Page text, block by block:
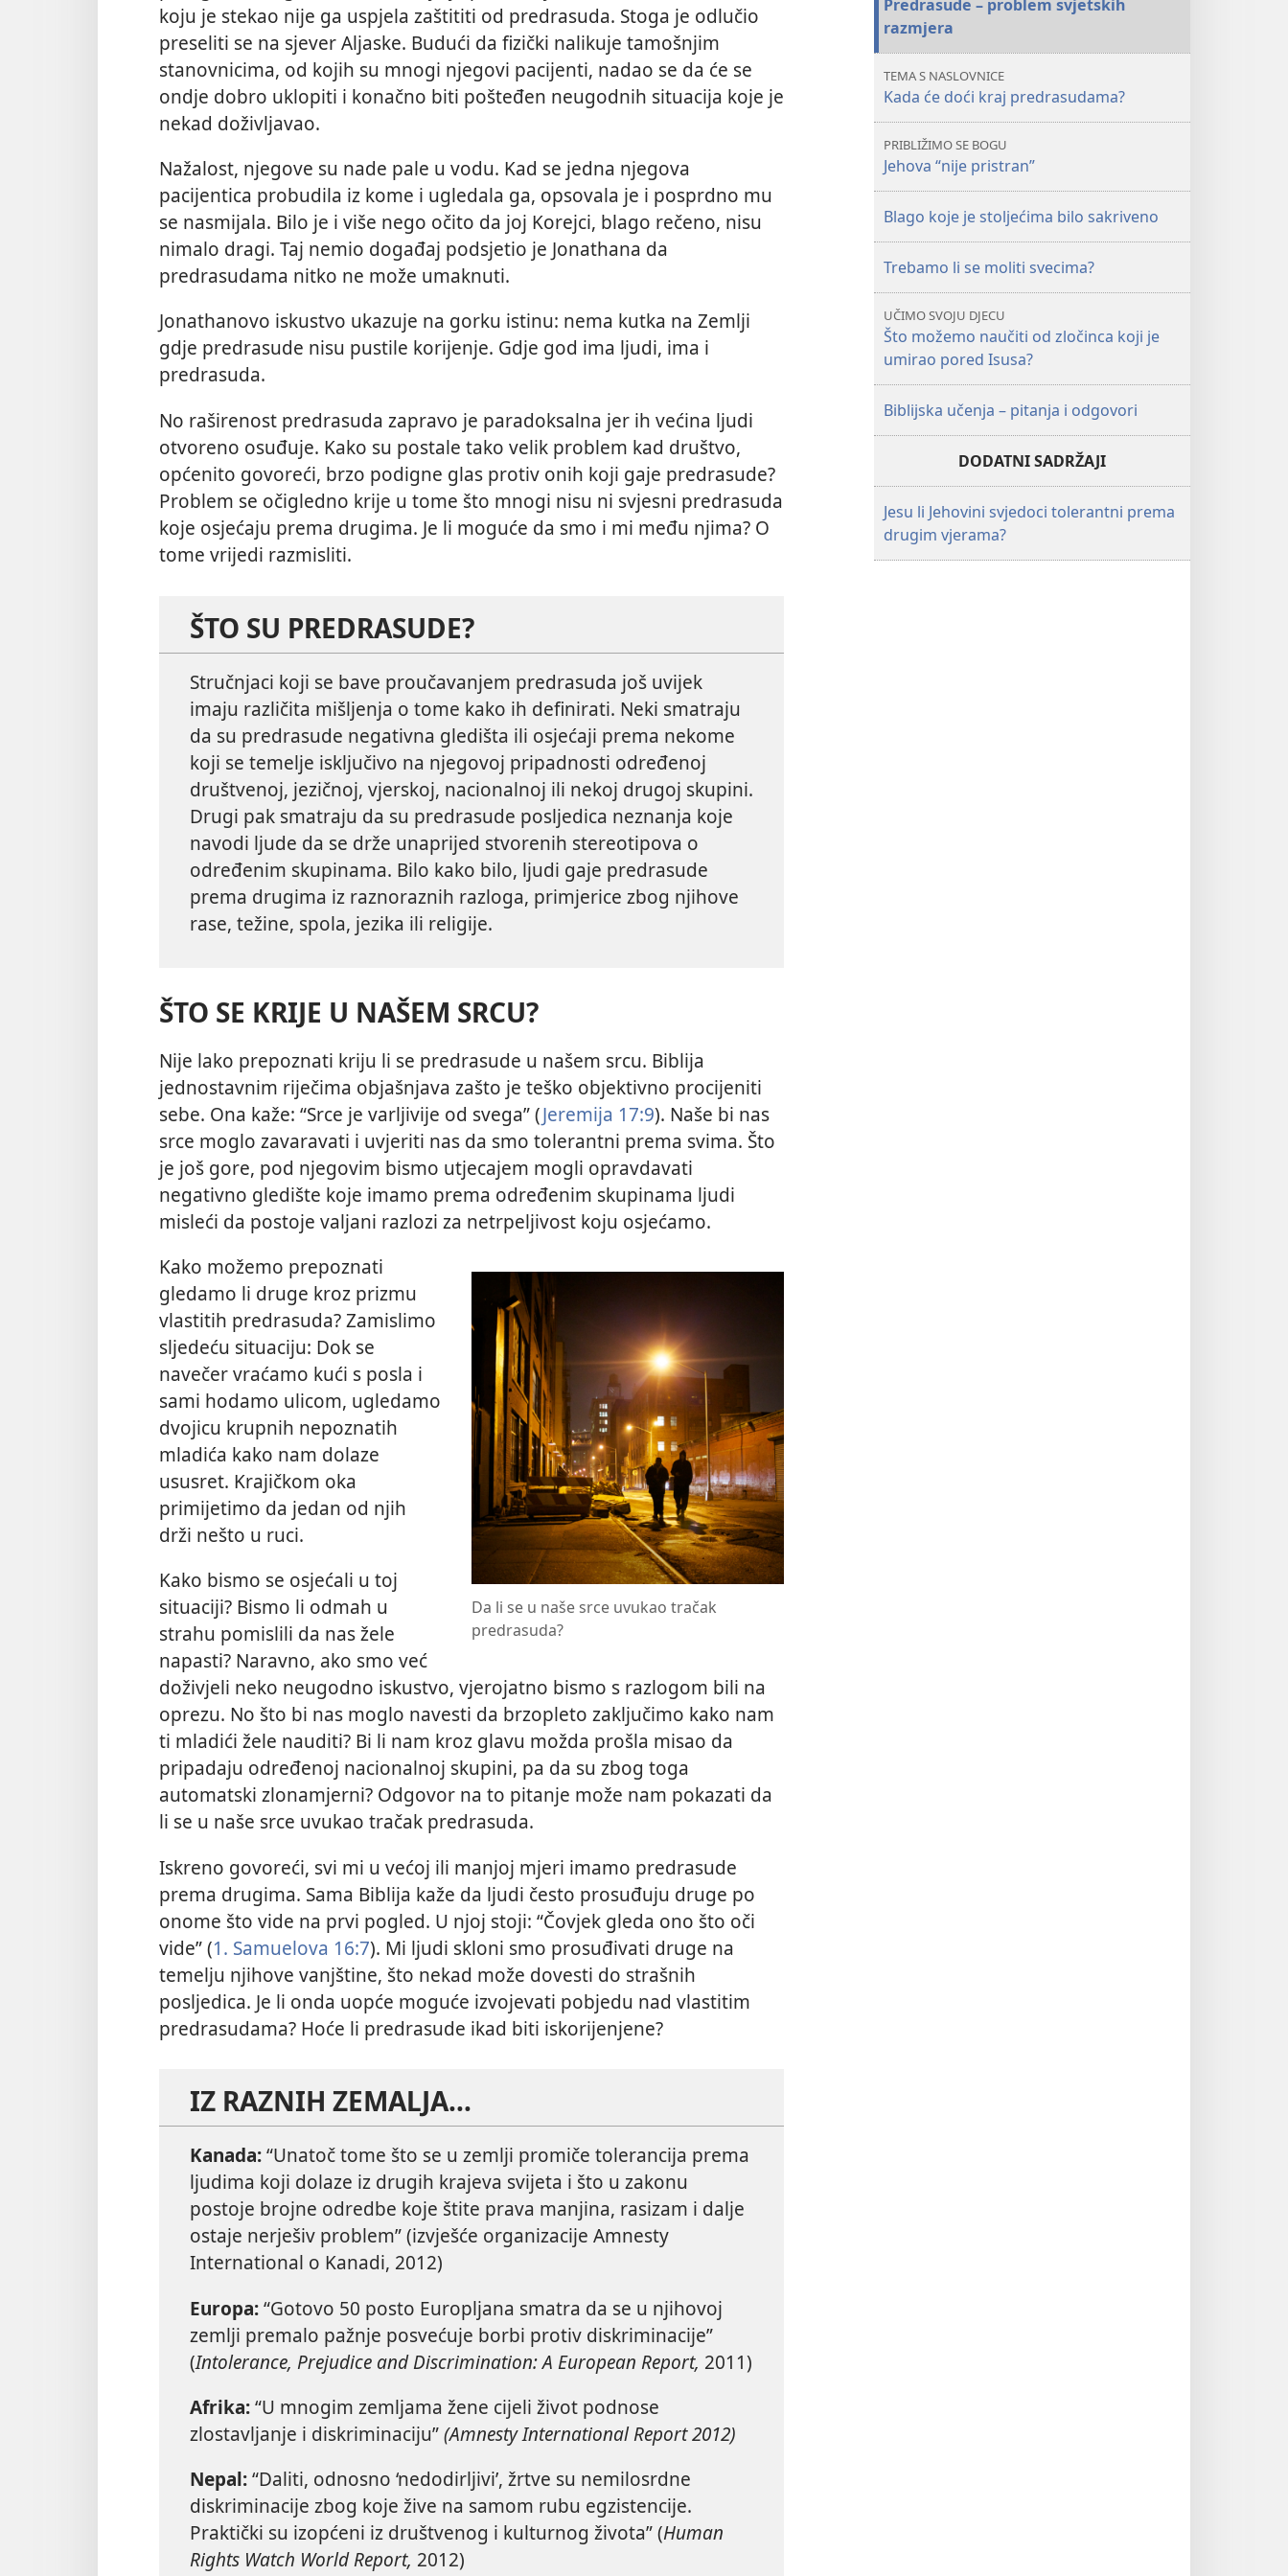
koju je stekao nije ga uspjela zaštititi od predrasuda. Stoga je odlučio
preseliti se na sjever Aljaske. Budući da fizički nalikuje tamošnjim
stanovnicima, od kojih su mnogi njegovi pacijenti, nadao se da će se
ondje dobro uklopiti i konačno biti pošteđen neugodnih situacija koje je
nekad doživljavao.
Nažalost, njegove su nade pale u vodu. Kad se jedna njegova
pacijentica probudila iz kome i ugledala ga, opsovala je i posprdno mu
se nasmijala. Bilo je i više nego očito da joj Korejci, blago rečeno, nisu
nimalo dragi. Taj nemio događaj podsjetio je Jonathana da
predrasudama nitko ne može umaknuti.
Jonathanovo iskustvo ukazuje na gorku istinu: nema kutka na Zemlji
gdje predrasude nisu pustile korijenje. Gdje god ima ljudi, ima i
predrasuda.
No raširenost predrasuda zapravo je paradoksalna jer ih većina ljudi
otvoreno osuđuje. Kako su postale tako velik problem kad društvo,
općenito govoreći, brzo podigne glas protiv onih koji gaje predrasude?
Problem se očigledno krije u tome što mnogi nisu ni svjesni predrasuda
koje osjećaju prema drugima. Je li moguće da smo i mi među njima? O
tome vrijedi razmisliti.
ŠTO SU PREDRASUDE?
Stručnjaci koji se bave proučavanjem predrasuda još uvijek
imaju različita mišljenja o tome kako ih definirati. Neki smatraju
da su predrasude negativna gledišta ili osjećaji prema nekome
koji se temelje isključivo na njegovoj pripadnosti određenoj
društvenoj, jezičnoj, vjerskoj, nacionalnoj ili nekoj drugoj skupini.
Drugi pak smatraju da su predrasude posljedica neznanja koje
navodi ljude da se drže unaprijed stvorenih stereotipova o
određenim skupinama. Bilo kako bilo, ljudi gaje predrasude
prema drugima iz raznoraznih razloga, primjerice zbog njihove
rase, težine, spola, jezika ili religije.
ŠTO SE KRIJE U NAŠEM SRCU?
Nije lako prepoznati kriju li se predrasude u našem srcu. Biblija
jednostavnim riječima objašnjava zašto je teško objektivno procijeniti
sebe. Ona kaže: “Srce je varljivije od svega” (Jeremija 17:9). Naše bi nas
srce moglo zavaravati i uvjeriti nas da smo tolerantni prema svima. Što
je još gore, pod njegovim bismo utjecajem mogli opravdavati
negativno gledište koje imamo prema određenim skupinama ljudi
misleći da postoje valjani razlozi za netrpeljivost koju osjećamo.
Da li se u naše srce uvukao tračak
predrasuda?
Kako možemo prepoznati
gledamo li druge kroz prizmu
vlastitih predrasuda? Zamislimo
sljedeću situaciju: Dok se
navečer vraćamo kući s posla i
sami hodamo ulicom, ugledamo
dvojicu krupnih nepoznatih
mladića kako nam dolaze
ususret. Krajičkom oka
primijetimo da jedan od njih
drži nešto u ruci.
Kako bismo se osjećali u toj
situaciji? Bismo li odmah u
strahu pomislili da nas žele
napasti? Naravno, ako smo već
doživjeli neko neugodno iskustvo, vjerojatno bismo s razlogom bili na
oprezu. No što bi nas moglo navesti da brzopleto zaključimo kako nam
ti mladići žele nauditi? Bi li nam kroz glavu možda prošla misao da
pripadaju određenoj nacionalnoj skupini, pa da su zbog toga
automatski zlonamjerni? Odgovor na to pitanje može nam pokazati da
li se u naše srce uvukao tračak predrasuda.
Iskreno govoreći, svi mi u većoj ili manjoj mjeri imamo predrasude
prema drugima. Sama Biblija kaže da ljudi često prosuđuju druge po
onome što vide na prvi pogled. U njoj stoji: “Čovjek gleda ono što oči
vide” (1. Samuelova 16:7). Mi ljudi skloni smo prosuđivati druge na
temelju njihove vanjštine, što nekad može dovesti do strašnih
posljedica. Je li onda uopće moguće izvojevati pobjedu nad vlastitim
predrasudama? Hoće li predrasude ikad biti iskorijenjene?
IZ RAZNIH ZEMALJA...
Kanada:“Unatoč tome što se u zemlji promiče tolerancija prema
ljudima koji dolaze iz drugih krajeva svijeta i što u zakonu
postoje brojne odredbe koje štite prava manjina, rasizam i dalje
ostaje nerješiv problem” (izvješće organizacije Amnesty
International o Kanadi, 2012)
Europa:“Gotovo 50 posto Europljana smatra da se u njihovoj
zemlji premalo pažnje posvećuje borbi protiv diskriminacije”
(Intolerance, Prejudice and Discrimination: A European Report, 2011)
Afrika:“U mnogim zemljama žene cijeli život podnose
zlostavljanje i diskriminaciju”(Amnesty International Report 2012)
Nepal:“Daliti, odnosno ‘nedodirljivi’, žrtve su nemilosrdne
diskriminacije zbog koje žive na samom rubu egzistencije.
Praktički su izopćeni iz društvenog i kulturnog života” (Human
Rights Watch World Report, 2012)
doći
Predrasude – problem svjetskih
razmjera
TEMA S NASLOVNICE
Kada će doći kraj predrasudama?
PRIBLIŽIMO SE BOGU
Jehova “nije pristran”
Blago koje je stoljećima bilo sakriveno
Trebamo li se moliti svecima?
UČIMO SVOJU DJECU
Što možemo naučiti od zločinca koji je
umirao pored Isusa?
Biblijska učenja – pitanja i odgovori
DODATNI SADRŽAJI
Jesu li Jehovini svjedoci tolerantni prema
drugim vjerama?